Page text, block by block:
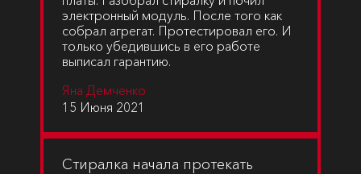
электронный модуль. После того как
собрал агрегат. Протестировал его. И
только убедившись в его работе
выписал гарантию.
Яна Демченко
15 Июня 2021
Стиралка начала протекать